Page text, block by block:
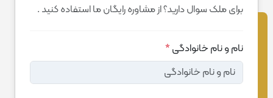
برای ملک سوال دارید؟ از مشاوره رایگان ما استفاده کنید .
نام و نام خانوادگی*